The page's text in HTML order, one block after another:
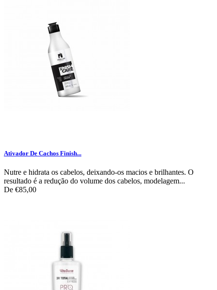
Ativador De Cachos Finish...
Nutre e hidrata os cabelos, deixando-os macios e brilhantes. O
resultado é a redução do volume dos cabelos, modelagem...
De €85,00